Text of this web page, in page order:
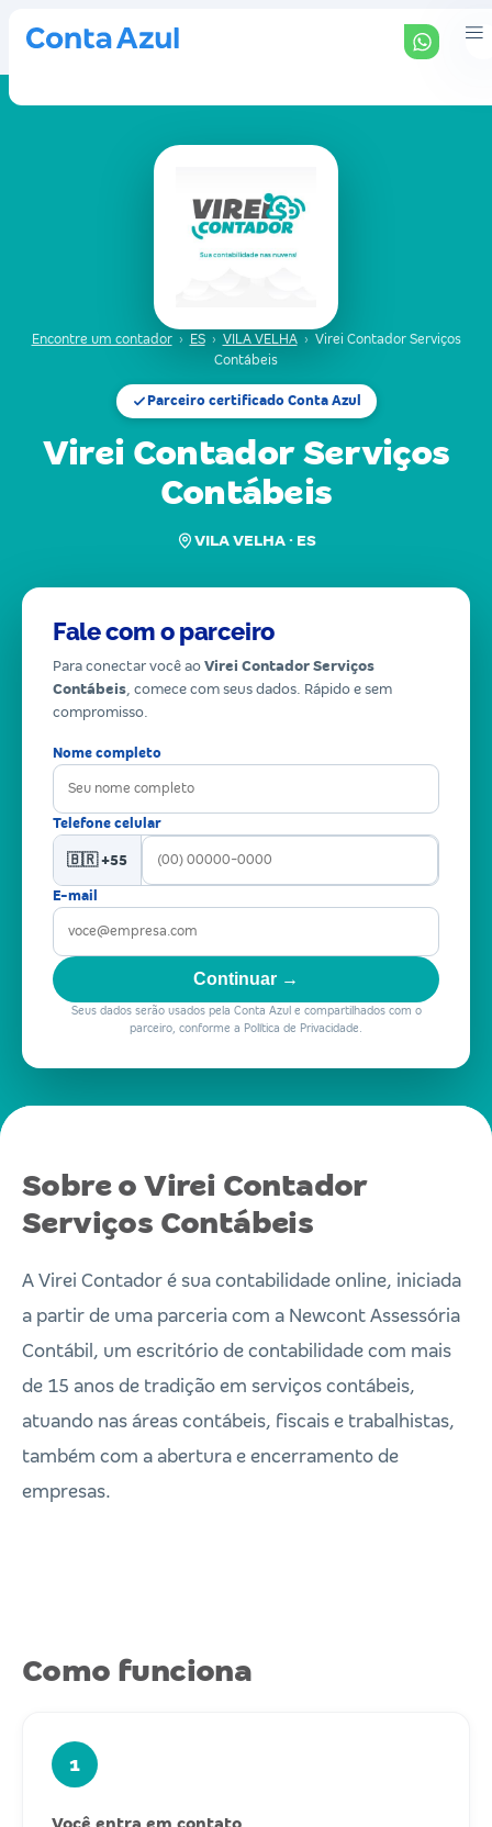
Encontre um contador › ES › VILA VELHA › Virei Contador Serviços
Contábeis
Parceiro certificado Conta Azul
Virei Contador Serviços
Contábeis
VILA VELHA · ES
Fale com o parceiro
Para conectar você ao Virei Contador Serviços
Contábeis, comece com seus dados. Rápido e sem
compromisso.
Nome completo
Telefone celular
🇧🇷 +55
E-mail
Continuar →
Seus dados serão usados pela Conta Azul e compartilhados com o
parceiro, conforme a Política de Privacidade.
Sobre o Virei Contador
Serviços Contábeis
A Virei Contador é sua contabilidade online, iniciada
a partir de uma parceria com a Newcont Assessória
Contábil, um escritório de contabilidade com mais
de 15 anos de tradição em serviços contábeis,
atuando nas áreas contábeis, fiscais e trabalhistas,
também com a abertura e encerramento de
empresas.
Como funciona
1